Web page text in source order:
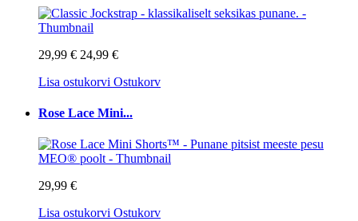
29,99 € 24,99 €
Lisa ostukorvi Ostukorv
Rose Lace Mini...
29,99 €
Lisa ostukorvi Ostukorv